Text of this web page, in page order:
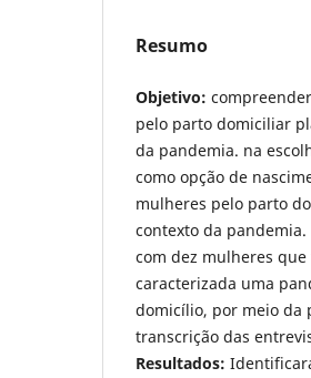
Resumo
Objetivo:
pelo parto domiciliar
da pandemia. na
como opção de
mulheres pelo parto
contexto da pandemia.
com dez mulheres
caracterizada uma
domicílio, por meio da
transcrição das
Resultados: